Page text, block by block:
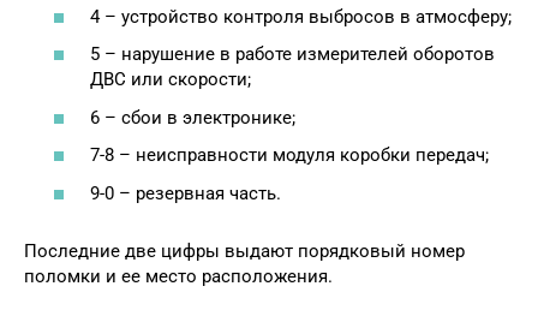
4 – устройство контроля выбросов в атмосферу;
5 – нарушение в работе измерителей оборотов
ДВС или скорости;
6 – сбои в электронике;
7-8 – неисправности модуля коробки передач;
9-0 – резервная часть.
Последние две цифры выдают порядковый номер
поломки и ее место расположения.